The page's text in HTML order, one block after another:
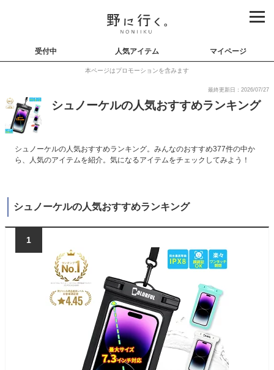
受付中 人気アイテム マイページ
本ページはプロモーションを含みます
最終更新日：2026/07/27
シュノーケルの人気おすすめランキング
シュノーケルの人気おすすめランキング。みんなのおすすめ377件の中か
ら、人気のアイテムを紹介。気になるアイテムをチェックしてみよう！
シュノーケルの人気おすすめランキング
1